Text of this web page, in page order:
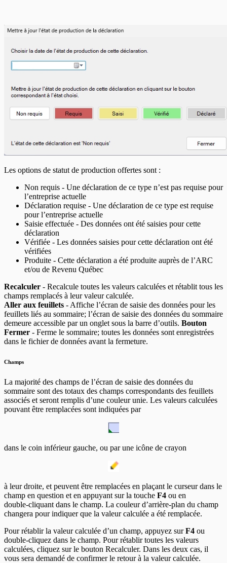
Les options de statut de production offertes sont :
Non requis - Une déclaration de ce type n’est pas requise pour
l’entreprise actuelle
Déclaration requise - Une déclaration de ce type est requise
pour l’entreprise actuelle
Saisie effectuée - Des données ont été saisies pour cette
déclaration
Vérifiée - Les données saisies pour cette déclaration ont été
vérifiées
Produite - Cette déclaration a été produite auprès de l’ARC
et/ou de Revenu Québec
Recalculer - Recalcule toutes les valeurs calculées et rétablit tous les
champs remplacés à leur valeur calculée.
Aller aux feuillets - Affiche l’écran de saisie des données pour les
feuillets liés au sommaire; l’écran de saisie des données du sommaire
demeure accessible par un onglet sous la barre d’outils. Bouton
Fermer - Ferme le sommaire; toutes les données sont enregistrées
dans le fichier de données avant la fermeture.
Champs
La majorité des champs de l’écran de saisie des données du
sommaire sont des totaux des champs correspondants des feuillets
associés et seront remplis d’une couleur unie. Les valeurs calculées
pouvant être remplacées sont indiquées par
dans le coin inférieur gauche, ou par une icône de crayon
à leur droite, et peuvent être remplacées en plaçant le curseur dans le
champ en question et en appuyant sur la touche F4 ou en
double‑cliquant dans le champ. La couleur d’arrière‑plan du champ
changera pour indiquer que la valeur calculée a été remplacée.
Pour rétablir la valeur calculée d’un champ, appuyez surF4 ou
double‑cliquez dans le champ. Pour rétablir toutes les valeurs
calculées, cliquez sur le bouton Recalculer. Dans les deux cas, il
vous sera demandé de confirmer le retour à la valeur calculée.